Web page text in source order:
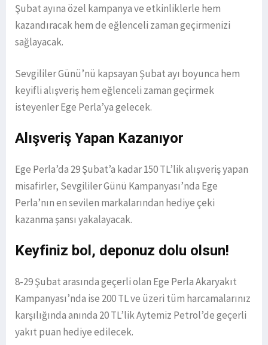
Şubat ayına özel kampanya ve etkinliklerle hem
kazandıracak hem de eğlenceli zaman geçirmenizi
sağlayacak.
Sevgililer Günü’nü kapsayan Şubat ayı boyunca hem
keyifli alışveriş hem eğlenceli zaman geçirmek
isteyenler Ege Perla’ya gelecek.
Alışveriş Yapan Kazanıyor
Ege Perla’da 29 Şubat’a kadar 150 TL’lik alışveriş yapan
misafirler, Sevgililer Günü Kampanyası’nda Ege
Perla’nın en sevilen markalarından hediye çeki
kazanma şansı yakalayacak.
Keyfiniz bol, deponuz dolu olsun!
8-29 Şubat arasında geçerli olan Ege Perla Akaryakıt
Kampanyası’nda ise 200 TL ve üzeri tüm harcamalarınız
karşılığında anında 20 TL’lik Aytemiz Petrol’de geçerli
yakıt puan hediye edilecek.